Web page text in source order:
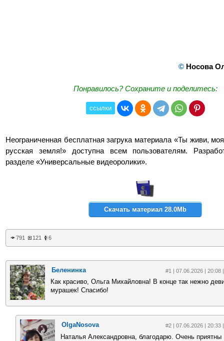
© Носова
Понравилось? Сохраните и поделитесь:
ссылки
Неограниченная бесплатная загрука материала «Ты живи,
русская земля!» доступна всем пользователям.
разделе «Универсальные видеоролики».
Скачать материал 28.0Mb
791 121 6
Беленинка #1 | 07.06.2026 | 20:08
Как красиво, Ольга Михайловна! В конце так нежно
мурашек! Спасибо!
OlgaNosova #2 | 07.06.2026 | 20:33
Наталья Александровна, благодарю. Очень